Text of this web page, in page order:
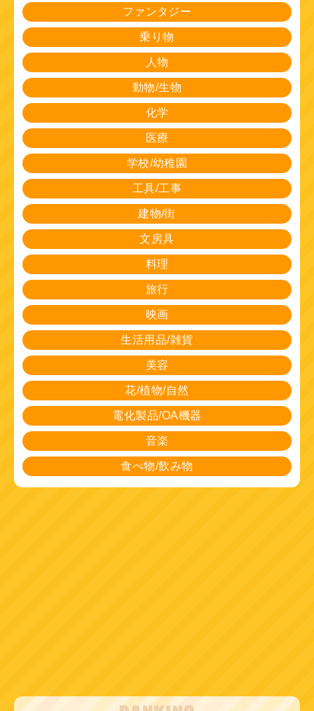
ファンタジー
乗り物
人物
動物/生物
化学
医療
学校/幼稚園
工具/工事
建物/街
文房具
料理
旅行
映画
生活用品/雑貨
美容
花/植物/自然
電化製品/OA機器
音楽
食べ物/飲み物